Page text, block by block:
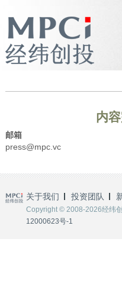
内
邮箱
press@mpc.vc
关于我们 投资团队
Copyright © 2008-2026经纬
12000623号-1